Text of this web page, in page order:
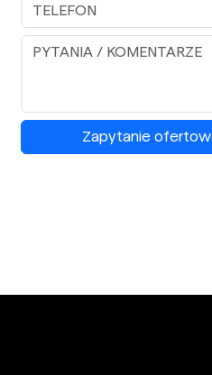
Zapytanie